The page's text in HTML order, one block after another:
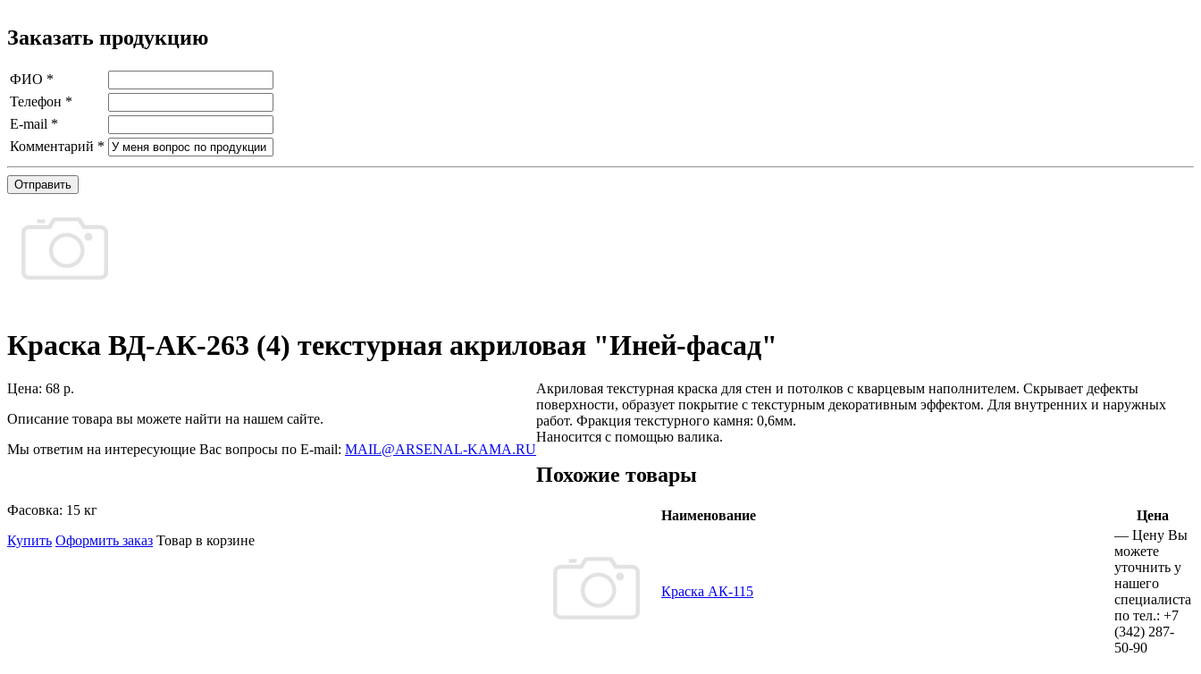
Заказать продукцию
ФИО *
Телефон *
E-mail *
Комментарий *
Отправить
Краска ВД-АК-263 (4) текстурная акриловая "Иней-фасад"
Цена: 68 р.
Описание товара вы можете найти на нашем сайте.
Мы ответим на интересующие Вас вопросы по E-mail: MAIL@ARSENAL-KAMA.RU
Фасовка: 15 кг
Купить Оформить заказ Товар в корзине
Акриловая текстурная краска для стен и потолков с кварцевым наполнителем. Скрывает дефекты
поверхности, образует покрытие с текстурным декоративным эффектом. Для внутренних и наружных
работ. Фракция текстурного камня: 0,6мм.
Наносится с помощью валика.
Похожие товары
Наименование Цена
Краска АК-115
— Цену Вы
можете
уточнить у
нашего
специалиста
по тел.: +7
(342) 287-
50-90